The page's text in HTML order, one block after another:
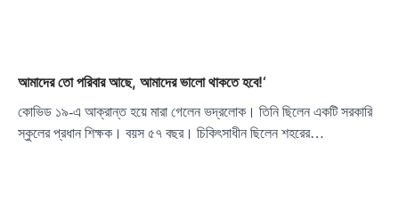
আমাদের তো পরিবার আছে, আমাদের ভালো থাকতে হবে!‘
কোভিড ১৯-এ আক্রান্ত হয়ে মারা গেলেন ভদ্রলোক। তিনি ছিলেন একটি সরকারি
স্কুলের প্রধান শিক্ষক। বয়স ৫৭ বছর। চিকিৎসাধীন ছিলেন শহরের…